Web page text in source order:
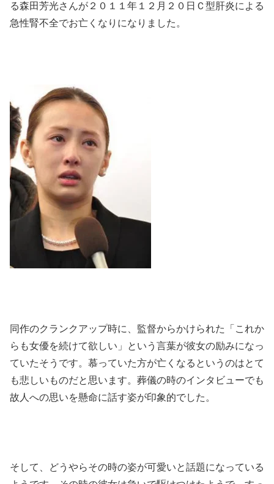
る森田芳光さんが２０１１年１２月２０日Ｃ型肝炎による
急性腎不全でお亡くなりになりました。
同作のクランクアップ時に、監督からかけられた「これか
らも女優を続けて欲しい」という言葉が彼女の励みになっ
ていたそうです。慕っていた方が亡くなるというのはとて
も悲しいものだと思います。葬儀の時のインタビューでも
故人への思いを懸命に話す姿が印象的でした。
そして、どうやらその時の姿が可愛いと話題になっている